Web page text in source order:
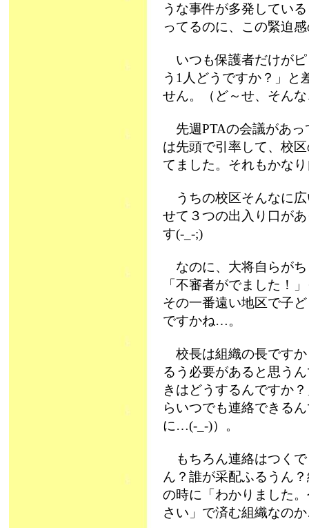
うな事件が多発してい
ってるのに、この緊迫
いつも保護者だけがピ
う1人どうですか？」と
せん。（ど～せ、そん
先週PTAの会議があっ
は先頭で引率して、校
てました。それもかな
うちの校区そんなに広
せて３つの出入り口が
す(-_-;)
なのに、大将自らがち
「不審者がでました！
その一番遠い地区で子
ですかね…。
校長は組織の長です
るう必要があると思う
きはどうするんですか
らいつでも連絡できる
に…(-_-)）。
もちろん連絡はつくで
ん？誰が采配ふるうん
の時に「わかりました
さい」で済む組織なの